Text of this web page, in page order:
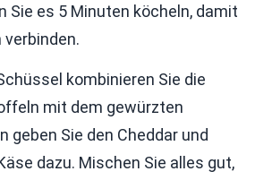
Sie es 5 Minuten köcheln, damit
kombinieren Sie die
mit dem gewürzten
geben Sie den Cheddar und
dazu. Mischen Sie alles gut,